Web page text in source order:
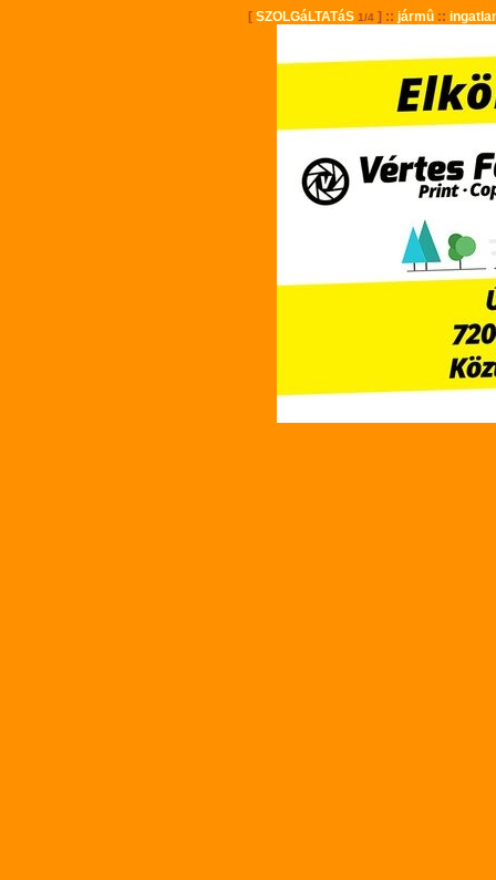
[ SZOLGáLTATáS 1/4] :: jármû::